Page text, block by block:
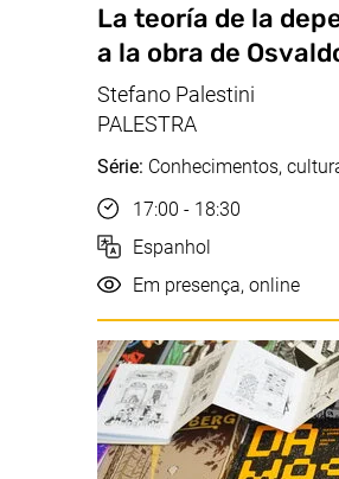
ago, 27.08.2026
La teoría de la
a la obra de
Stefano Palestini
PALESTRA
Série: Conhecimentos,
Hora
17:00 - 18:30
Idioma
Espanhol
Realização
Em presença, online